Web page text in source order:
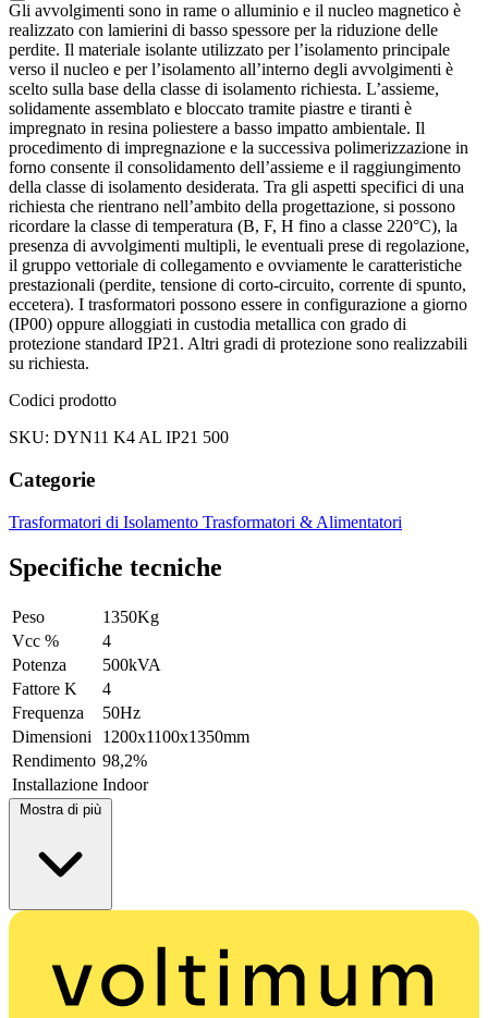
Gli avvolgimenti sono in rame o alluminio e il nucleo magnetico è
realizzato con lamierini di basso spessore per la riduzione delle
perdite. Il materiale isolante utilizzato per l’isolamento principale
verso il nucleo e per l’isolamento all’interno degli avvolgimenti è
scelto sulla base della classe di isolamento richiesta. L’assieme,
solidamente assemblato e bloccato tramite piastre e tiranti è
impregnato in resina poliestere a basso impatto ambientale. Il
procedimento di impregnazione e la successiva polimerizzazione in
forno consente il consolidamento dell’assieme e il raggiungimento
della classe di isolamento desiderata. Tra gli aspetti specifici di una
richiesta che rientrano nell’ambito della progettazione, si possono
ricordare la classe di temperatura (B, F, H fino a classe 220°C), la
presenza di avvolgimenti multipli, le eventuali prese di regolazione,
il gruppo vettoriale di collegamento e ovviamente le caratteristiche
prestazionali (perdite, tensione di corto-circuito, corrente di spunto,
eccetera). I trasformatori possono essere in configurazione a giorno
(IP00) oppure alloggiati in custodia metallica con grado di
protezione standard IP21. Altri gradi di protezione sono realizzabili
su richiesta.
Codici prodotto
SKU: DYN11 K4 AL IP21 500
Categorie
Trasformatori di Isolamento Trasformatori & Alimentatori
Specifiche tecniche
Peso
1350Kg
Vcc %
4
Potenza
500kVA
Fattore K
4
Frequenza
50Hz
Dimensioni
1200x1100x1350mm
Rendimento 98,2%
Installazione Indoor
Mostra di più